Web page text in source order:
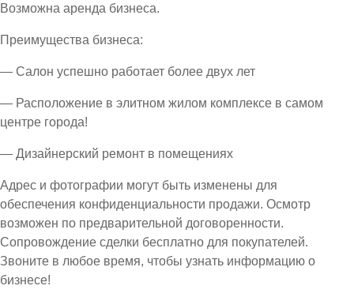
Возможна аренда бизнеса.
Преимущества бизнеса:
— Салон успешно работает более двух лет
— Расположение в элитном жилом комплексе в самом
центре города!
— Дизайнерский ремонт в помещениях
Адрес и фотографии могут быть изменены для
обеспечения конфиденциальности продажи. Осмотр
возможен по предварительной договоренности.
Сопровождение сделки бесплатно для покупателей.
Звоните в любое время, чтобы узнать информацию о
бизнесе!